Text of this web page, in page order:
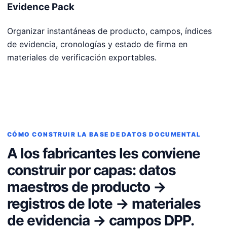
Evidence Pack
Organizar instantáneas de producto, campos, índices
de evidencia, cronologías y estado de firma en
materiales de verificación exportables.
CÓMO CONSTRUIR LA BASE DE DATOS DOCUMENTAL
A los fabricantes les conviene
construir por capas: datos
maestros de producto →
registros de lote → materiales
de evidencia → campos DPP.